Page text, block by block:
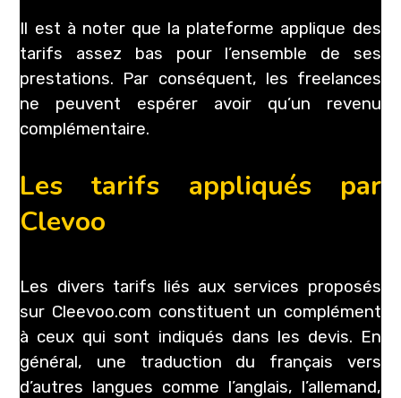
Il est à noter que la plateforme applique des
tarifs assez bas pour l’ensemble de ses
prestations. Par conséquent, les freelances
ne peuvent espérer avoir qu’un revenu
complémentaire.
Les tarifs appliqués par
Clevoo
Les divers tarifs liés aux services proposés
sur Cleevoo.com constituent un complément
à ceux qui sont indiqués dans les devis. En
général, une traduction du français vers
d’autres langues comme l’anglais, l’allemand,